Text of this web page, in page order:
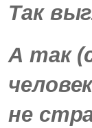
Так
А так
не